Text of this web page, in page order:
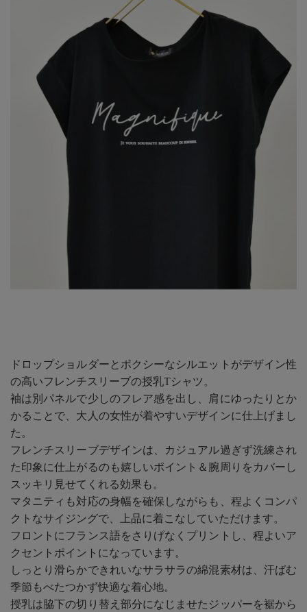
ドロップショルダーとボクシーなシルエットがデザイン性
の高いフレンチスリーブの授乳Tシャツ。
袖は別パネルで少しのフレア感を出し、肩にゆったりとか
かることで、大人の女性が着やすいデザインに仕上げまし
た。
フレンチスリーブデザインは、カジュアル過ぎず洗練され
た印象に仕上がるのも嬉しいポイント＆腕周りをカバーし
スッキリ見せてくれる効果も。
マタニティも対応の身幅を確保しながらも、程よくコンパ
クトなサイジングで、上品に着こなしていただけます。
フロントにフランス語をさりげなくプリントし、程よいア
クセントポイントになっています。
しっとり滑らかできれいなサラサラの綿混素材は、汗ばむ
季節もべたつかず快適な着心地。
授乳は脇下の切り替え部分になじませたジッパーを裾から